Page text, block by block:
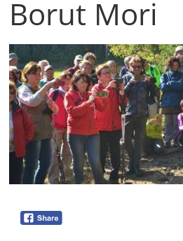
Borut Mori